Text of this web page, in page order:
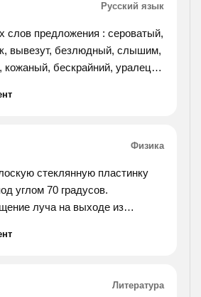
Русский язык
слов предложения : сероватый,
вывезут, безлюдный, слышим,
кожаный, бескрайний, уралец
Физика
стеклянную пластинку
углом 70 градусов.
луча на выходе из
Литература